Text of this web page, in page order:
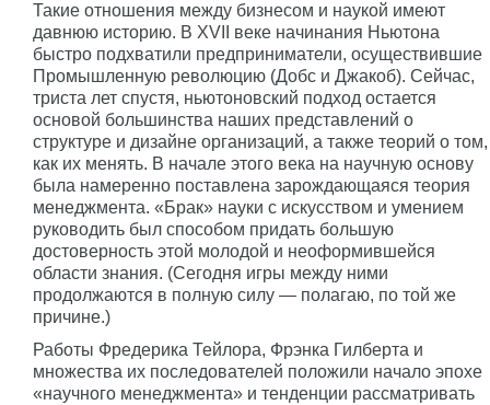
Такие отношения между бизнесом и наукой имеют
давнюю историю. В XVII веке начинания Ньютона
быстро подхватили предприниматели, осуществившие
Промышленную революцию (Добс и Джакоб). Сейчас,
триста лет спустя, ньютоновский подход остается
основой большинства наших представлений о
структуре и дизайне организаций, а также теорий о том,
как их менять. В начале этого века на научную основу
была намеренно поставлена зарождающаяся теория
менеджмента. «Брак» науки с искусством и умением
руководить был способом придать большую
достоверность этой молодой и неоформившейся
области знания. (Сегодня игры между ними
продолжаются в полную силу — полагаю, по той же
причине.)
Работы Фредерика Тейлора, Фрэнка Гилберта и
множества их последователей положили начало эпохе
«научного менеджмента» и тенденции рассматривать